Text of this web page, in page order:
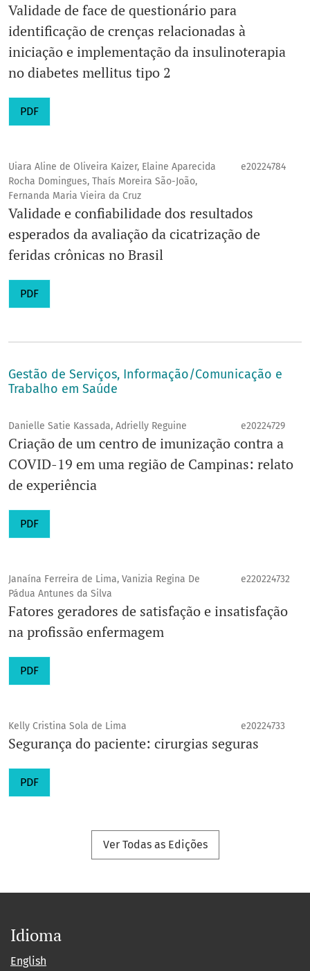
Validade de face de questionário para
identificação de crenças relacionadas à
iniciação e implementação da insulinoterapia
no diabetes mellitus tipo 2
PDF
Uiara Aline de Oliveira Kaizer, Elaine Aparecida
Rocha Domingues, Thaís Moreira São-João,
Fernanda Maria Vieira da Cruz
e20224784
Validade e confiabilidade dos resultados
esperados da avaliação da cicatrização de
feridas crônicas no Brasil
PDF
Gestão de Serviços, Informação/Comunicação e
Trabalho em Saúde
Danielle Satie Kassada, Adrielly Reguine e20224729
Criação de um centro de imunização contra a
COVID-19 em uma região de Campinas: relato
de experiência
PDF
Janaína Ferreira de Lima, Vanizia Regina De
Pádua Antunes da Silva
e220224732
Fatores geradores de satisfação e insatisfação
na profissão enfermagem
PDF
Kelly Cristina Sola de Lima e20224733
Segurança do paciente: cirurgias seguras
PDF
Ver Todas as Edições
Idioma
English